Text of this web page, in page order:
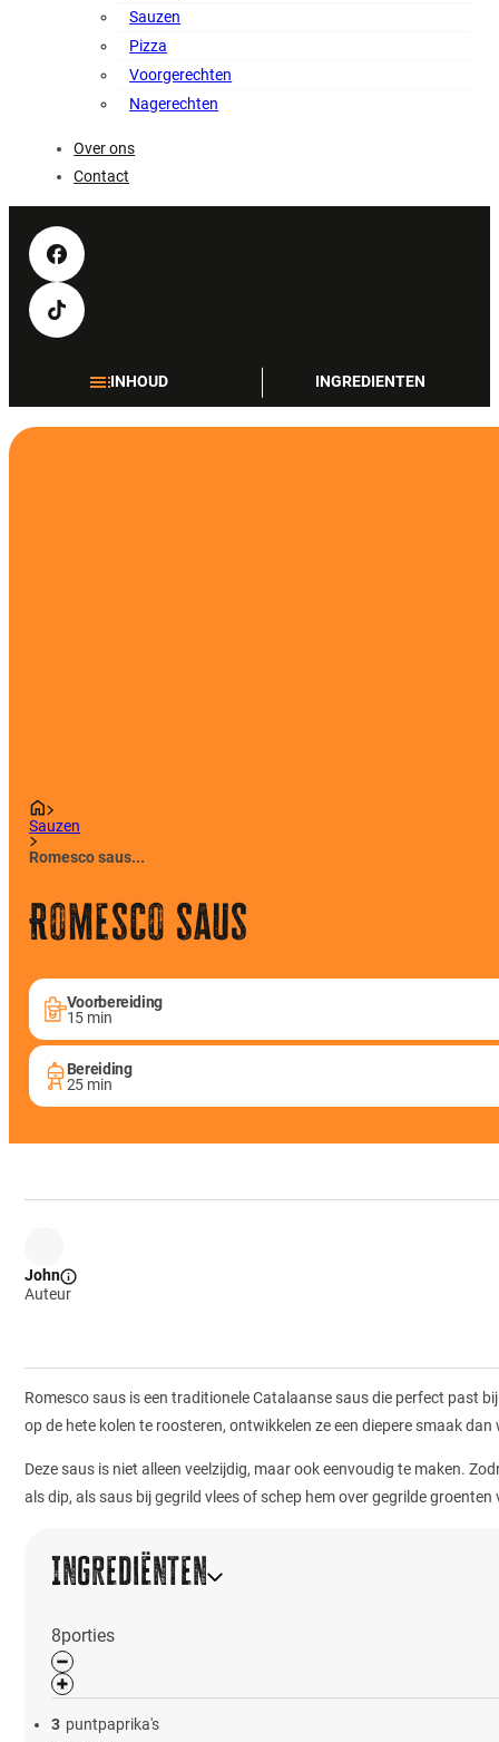
Sauzen
Pizza
Voorgerechten
Nagerechten
Over ons
Contact
INHOUD INGREDIENTEN
Sauzen
Romesco saus...
Romesco saus
Voorbereiding
15 min
Bereiding
25 min
John
Auteur
Romesco saus is een traditionele Catalaanse saus die perfect past
op de hete kolen te roosteren, ontwikkelen ze een diepere smaak
Deze saus is niet alleen veelzijdig, maar ook eenvoudig te maken.
als dip, als saus bij gegrild vlees of schep hem over gegrilde
Ingrediënten
8porties
3 puntpaprika's